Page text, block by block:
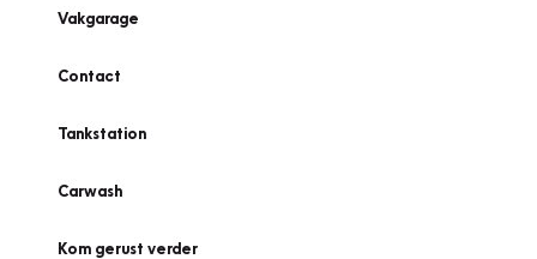
Vakgarage
Contact
Tankstation
Carwash
Kom gerust verder